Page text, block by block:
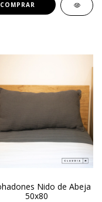
COMPRAR
Nido de Abeja
50x80